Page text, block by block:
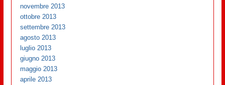
novembre 2013
ottobre 2013
settembre 2013
agosto 2013
luglio 2013
giugno 2013
maggio 2013
aprile 2013